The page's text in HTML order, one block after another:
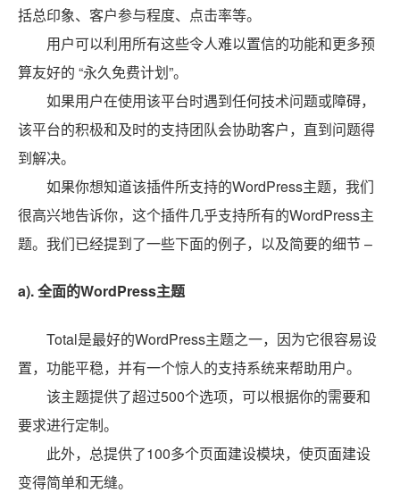
括总印象、客户参与程度、点击率等。
用户可以利用所有这些令人难以置信的功能和更多预
算友好的 “永久免费计划”。
如果用户在使用该平台时遇到任何技术问题或障碍，
该平台的积极和及时的支持团队会协助客户，直到问题得
到解决。
如果你想知道该插件所支持的WordPress主题，我们
很高兴地告诉你，这个插件几乎支持所有的WordPress主
题。我们已经提到了一些下面的例子，以及简要的细节 –
a). 全面的WordPress主题
Total是最好的WordPress主题之一，因为它很容易设
置，功能平稳，并有一个惊人的支持系统来帮助用户。
该主题提供了超过500个选项，可以根据你的需要和
要求进行定制。
此外，总提供了100多个页面建设模块，使页面建设
变得简单和无缝。